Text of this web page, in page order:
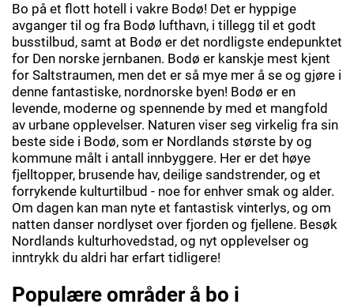
Bo på et flott hotell i vakre Bodø! Det er hyppige
avganger til og fra Bodø lufthavn, i tillegg til et godt
busstilbud, samt at Bodø er det nordligste endepunktet
for Den norske jernbanen. Bodø er kanskje mest kjent
for Saltstraumen, men det er så mye mer å se og gjøre i
denne fantastiske, nordnorske byen! Bodø er en
levende, moderne og spennende by med et mangfold
av urbane opplevelser. Naturen viser seg virkelig fra sin
beste side i Bodø, som er Nordlands største by og
kommune målt i antall innbyggere. Her er det høye
fjelltopper, brusende hav, deilige sandstrender, og et
forrykende kulturtilbud - noe for enhver smak og alder.
Om dagen kan man nyte et fantastisk vinterlys, og om
natten danser nordlyset over fjorden og fjellene. Besøk
Nordlands kulturhovedstad, og nyt opplevelser og
inntrykk du aldri har erfart tidligere!
Populære områder å bo i